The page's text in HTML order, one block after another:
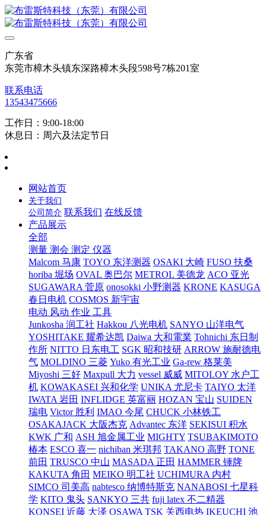
广东省
东莞市樟木头镇东深路樟木头段598号7栋201室
联系电话
13543475666
工作日：9:00-18:00
休息日：周六及法定节日
网站首页
关于我们
公司简介 联系我们 在线反馈
产品展示
全部
测量 测会 测定 仪器
Malcom 马康 TOYO 东洋测器 OSAKI 大崎 FUSO 扶桑
horiba 堀场 OVAL 奥巴尔 METROL 美德龙 ACO 亚光
SUGAWARA 菅原 onosokki 小野测器 KRONE KASUGA
春日电机 COSMOS 新宇宙
电动 风动 作业 工具
Junkosha 润工社 Hakkou 八光电机 SANYO 山洋电气
YOSHITAKE 耀希达凯 Daiwa 大和電業 Tohnichi 东日制
作所 NITTO 日东电工 SGK 昭和技研 ARROW 施耐德电
气 MOLDINO 三菱 Yuko 有光工业 Ga-rew 格莱美
Miyoshi 三好 Maxpull 大力 vessel 威威 MITOLOY 水户工
机 KOWAKASEI 兴和化学 UNIKA 尤尼卡 TAIYO 太洋
IWATA 岩田 INFLIDGE 英富丽 HOZAN 宝山 SUIDEN
瑞电 Victor 胜利 IMAO 今尾 CHUCK 小林铁工
OSAKAJACK 大阪杰克 Advantec 东洋 SEKISUI 积水
KWK 广和 ASH 旭金属工业 MIGHTY TSUBAKIMOTO
椿本 ESCO 喜一 nichiban 米琪邦 TAKANO 高野 TONE
前田 TRUSCO 中山 MASADA 正田 HAMMER 锤牌
KAKUTA 角田 MEIKO 明工社 UCHIMURA 内村
SIMCO 司美高 nabtesco 纳博特斯克 NANABOSI 七星科
学 KITO 鬼头 SANKYO 三共 fuji latex 不二精器
KONSEI 近藤 大泽 OSAWA TSK 关西电热 IKEUCHI 池